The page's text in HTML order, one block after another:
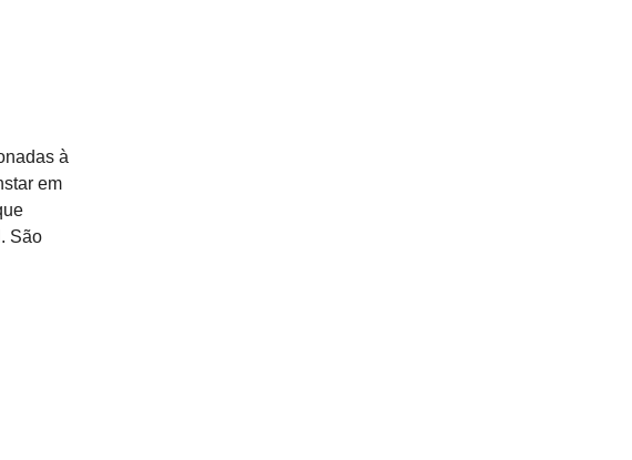
à
em
São